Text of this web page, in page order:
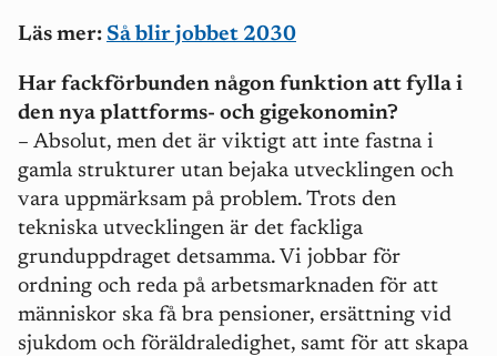
Läs mer: Så blir jobbet 2030
Har fackförbunden någon funktion att fylla i
den nya plattforms- och gigekonomin?
– Absolut, men det är viktigt att inte fastna i
gamla strukturer utan bejaka utvecklingen och
vara uppmärksam på problem. Trots den
tekniska utvecklingen är det fackliga
grunduppdraget detsamma. Vi jobbar för
ordning och reda på arbetsmarknaden för att
människor ska få bra pensioner, ersättning vid
sjukdom och föräldraledighet, samt för att skapa